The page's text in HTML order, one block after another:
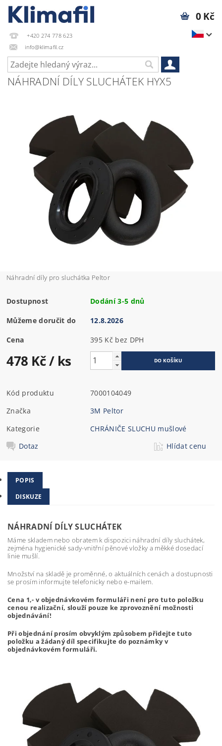
+420 274 778 623
info@klimafil.cz
0 Kč
NÁHRADNÍ DÍLY SLUCHÁTEK HYX5
Náhradní díly pro sluchátka Peltor
Dostupnost Dodání 3-5 dnů
Můžeme doručit do 12.8.2026
Cena 395 Kč bez DPH
478 Kč/ ks
Kód produktu
7000104049
Značka
3M Peltor
Kategorie
CHRÁNIČE SLUCHU mušlové
Dotaz
Hlídat cenu
POPIS
DISKUZE
NÁHRADNÍ DÍLY SLUCHÁTEK
Máme skladem nebo obratem k dispozici náhradní díly sluchátek,
zejména hygienické sady-vnitřní pěnové vložky a měkké dosedací
linie mušlí.
Množství na skladě je proměnné, o aktuálních cenách a dostupnosti
se prosím informujte telefonicky nebo e-mailem.
Cena 1,- v objednávkovém formuláři není pro tuto položku
cenou realizační, slouží pouze ke zprovoznění možnosti
objednávání!
Při objednání prosím obvyklým způsobem přidejte tuto
položku a žádaný díl specifikujte do poznámky v
objednávkovém formuláři.